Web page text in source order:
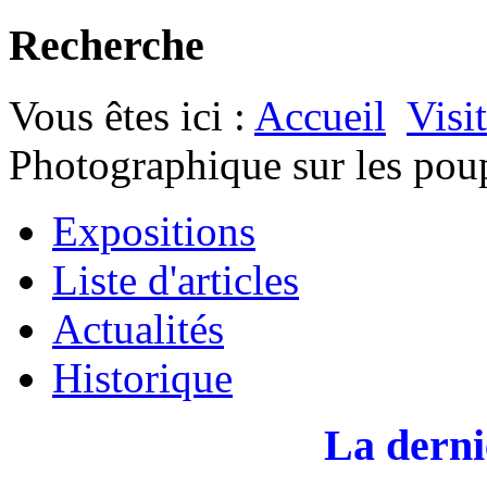
Recherche
Vous êtes ici : Accueil
Photographique sur les
Expositions
Liste d'articles
Actualités
Historique
La